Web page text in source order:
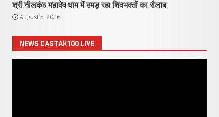
श्री नीलकंठ महादेव धाम में उमड़ रहा शिवभक्तों का सैलाब
August 5, 2026
NEWS DASTAK100 LIVE